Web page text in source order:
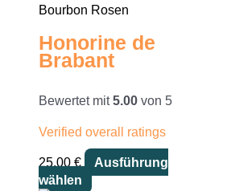
weist
Varianten
auf.
Optionen
auf
der
Produktseite
gewählt
Bourbon Rosen
Honorine de
Brabant
Bewertet mit5.00 von 5
Verified overall ratings
25,00 €
Ausführung
wählen
Dieses